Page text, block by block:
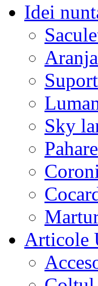
Idei
Sky
Articole